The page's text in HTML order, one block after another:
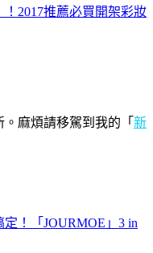
2017推薦必買開架彩妝
麻煩請移駕到我的「 新
！「JOURMOE」3 in